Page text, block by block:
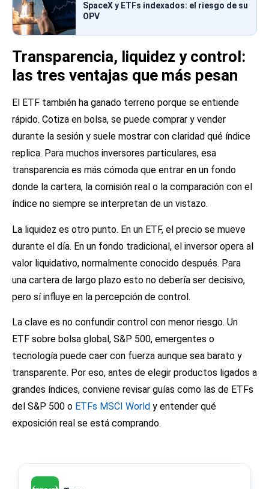
SpaceX y ETFs indexados: el riesgo de su
OPV
Transparencia, liquidez y control:
las tres ventajas que más pesan
El ETF también ha ganado terreno porque se entiende
rápido. Cotiza en bolsa, se puede comprar y vender
durante la sesión y suele mostrar con claridad qué índice
replica. Para muchos inversores particulares, esa
transparencia es más cómoda que entrar en un fondo
donde la cartera, la comisión real o la comparación con el
índice no siempre se interpretan de un vistazo.
La liquidez es otro punto. En un ETF, el precio se mueve
durante el día. En un fondo tradicional, el inversor opera al
valor liquidativo, normalmente conocido después. Para
una cartera de largo plazo esto no debería ser decisivo,
pero sí influye en la percepción de control.
La clave es no confundir control con menor riesgo. Un
ETF sobre bolsa global, S&P 500, emergentes o
tecnología puede caer con fuerza aunque sea barato y
transparente. Por eso, antes de elegir productos ligados a
grandes índices, conviene revisar guías como las de ETFs
del S&P 500 o ETFs MSCI World y entender qué
exposición real se está comprando.